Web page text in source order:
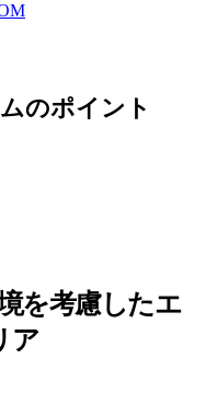
のポイント
を考慮したエ
ア